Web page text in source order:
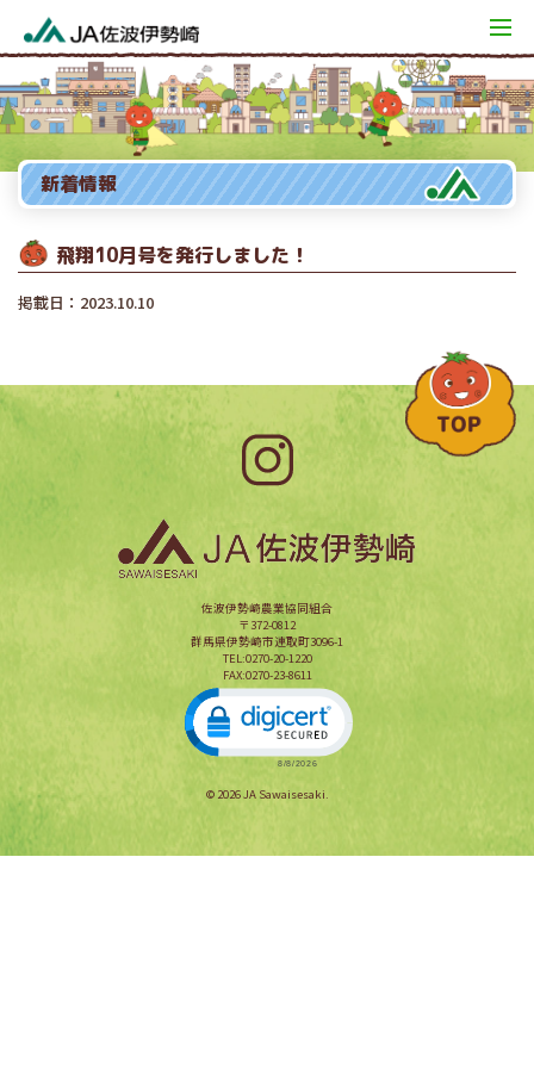
新着情報
飛翔10月号を発行しました！
掲載日：2023.10.10
佐波伊勢崎農業協同組合
〒372-0812
群馬県伊勢崎市連取町3096-1
TEL:0270-20-1220
FAX:0270-23-8611
Click to open certificate verification popup
© 2026 JA Sawaisesaki.